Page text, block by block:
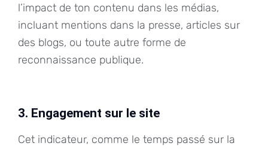
l’impact de ton contenu dans les médias,
incluant mentions dans la presse, articles sur
des blogs, ou toute autre forme de
reconnaissance publique.
3. Engagement sur le site
Cet indicateur, comme le temps passé sur la